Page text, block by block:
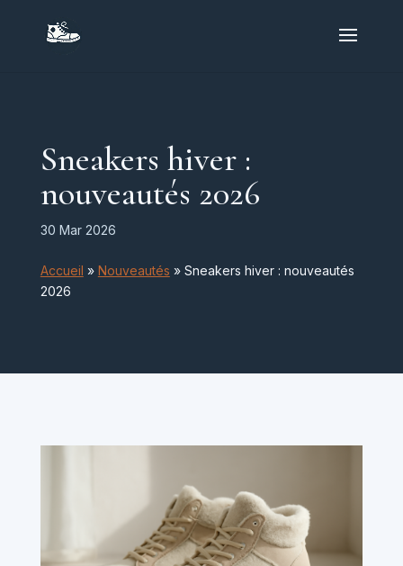
Sneakers hiver :
nouveautés 2026
30 Mar 2026
Accueil » Nouveautés » Sneakers hiver : nouveautés
2026